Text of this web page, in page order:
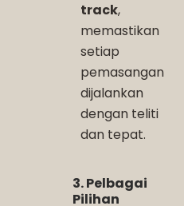
track,
memastikan
setiap
pemasangan
dijalankan
dengan teliti
dan tepat.
3. Pelbagai
Pilihan